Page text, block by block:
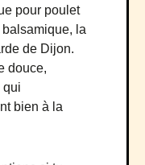
pour poulet
la
de Dijon.
douce,
qui
bien à la